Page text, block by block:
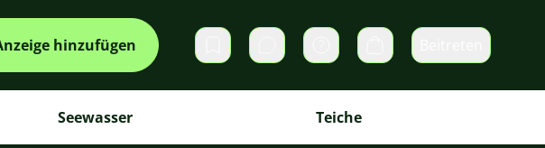
hinzufügen DirektnachrichtenWarenkorb
Seewasser Teiche